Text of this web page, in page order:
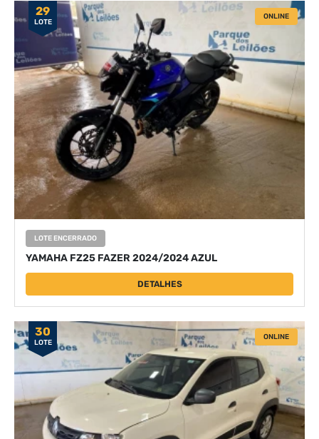
29
LOTE
ONLINE
LOTE ENCERRADO
YAMAHA FZ25 FAZER 2024/2024 AZUL
DETALHES
30
LOTE
ONLINE